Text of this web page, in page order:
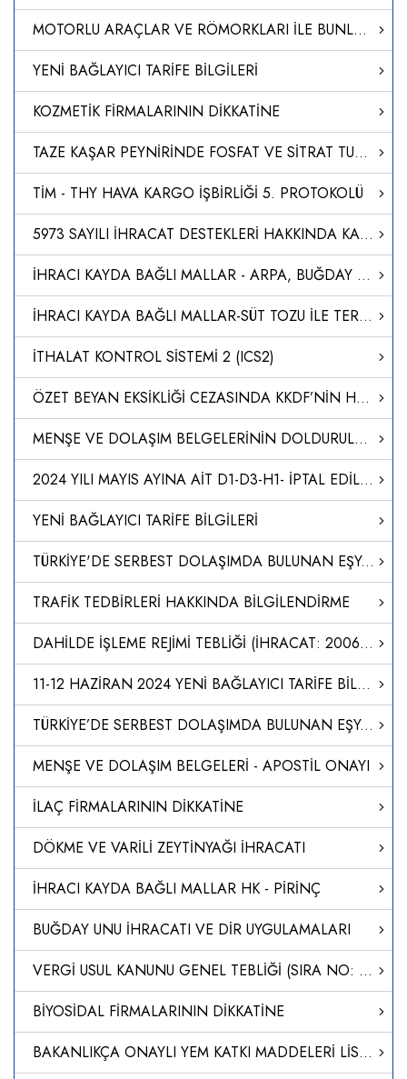
MOTORLU ARAÇLAR VE RÖMORKLARI İLE BUNLAR İÇİN TASARLANAN AKSAM, SİSTEM VE AYRI TEKNİK ÜNİTELERİN GENEL GÜVENLİĞİ VE KORUNMASIZ KARAYOLU KULLANICILARININ VE YOLCULARIN KORUNMASI İLE İLGİLİ TİP ONAYI YÖNETMELİĞİ (AB/2019/2144)’NDE DEĞİŞİKLİK YAPILMASINA DAİ
YENİ BAĞLAYICI TARİFE BİLGİLERİ
KOZMETİK FİRMALARININ DİKKATİNE
TAZE KAŞAR PEYNİRİNDE FOSFAT VE SİTRAT TUZLARININ TESPİTİNE İLİŞKİN ANALİZ METODU GELİŞTİRİLDİ
TİM - THY HAVA KARGO İŞBİRLİĞİ 5. PROTOKOLÜ
5973 SAYILI İHRACAT DESTEKLERİ HAKKINDA KARARA İLİŞKİN GENELGELERDE DEĞİŞİKLİK YAPILMASI
İHRACI KAYDA BAĞLI MALLAR - ARPA, BUĞDAY VE BU ÜRÜNLERİN KIRIKLARI
İHRACI KAYDA BAĞLI MALLAR-SÜT TOZU İLE TEREYAĞI İHRACATI
İTHALAT KONTROL SİSTEMİ 2 (ICS2)
ÖZET BEYAN EKSİKLİĞİ CEZASINDA KKDF’NİN HESAPLAMAYA DAHİL EDİLMEYECEĞİ
MENŞE VE DOLAŞIM BELGELERİNİN DOLDURULMASI
2024 YILI MAYIS AYINA AİT D1-D3-H1- İPTAL EDİLEN DİİB LİSTELERİ
YENİ BAĞLAYICI TARİFE BİLGİLERİ
TÜRKİYE'DE SERBEST DOLAŞIMDA BULUNAN EŞYANIN SERBEST BÖLGEDEN TÜRKİYE'YE İTHALİ
TRAFİK TEDBİRLERİ HAKKINDA BİLGİLENDİRME
DAHİLDE İŞLEME REJİMİ TEBLİĞİ (İHRACAT: 2006/12)’NDE DEĞİŞİKLİK YAPILMASINA DAİR TEBLİĞ (İHRACAT: 2024/2)
11-12 HAZİRAN 2024 YENİ BAĞLAYICI TARİFE BİLGİLERİ
TÜRKİYE’DE SERBEST DOLAŞIMDA BULUNAN EŞYANIN SERBEST BÖLGEDEN TÜRKİYE’YE İTHALİ
MENŞE VE DOLAŞIM BELGELERİ - APOSTİL ONAYI
İLAÇ FİRMALARININ DİKKATİNE
DÖKME VE VARİLİ ZEYTİNYAĞI İHRACATI
İHRACI KAYDA BAĞLI MALLAR HK - PİRİNÇ
BUĞDAY UNU İHRACATI VE DİR UYGULAMALARI
VERGİ USUL KANUNU GENEL TEBLİĞİ (SIRA NO: 435)'NDE DEĞİŞİKLİK YAPILMASINA DAİR TEBLİĞ (SIRA NO: 562)
BİYOSİDAL FİRMALARININ DİKKATİNE
BAKANLIKÇA ONAYLI YEM KATKI MADDELERİ LİSTESİ GÜNCELLENDİ